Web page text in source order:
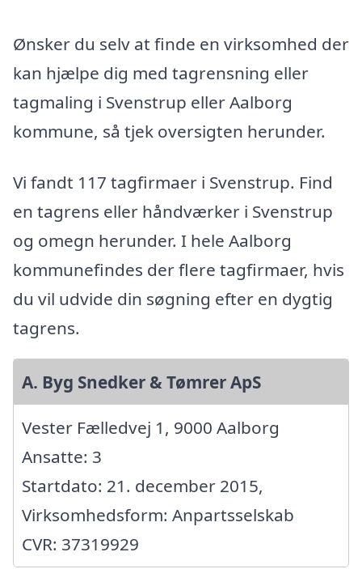
Ønsker du selv at finde en virksomhed der
kan hjælpe dig med tagrensning eller
tagmaling i Svenstrup eller Aalborg
kommune, så tjek oversigten herunder.
Vi fandt 117 tagfirmaer i Svenstrup. Find
en tagrens eller håndværker i Svenstrup
og omegn herunder. I hele Aalborg
kommunefindes der flere tagfirmaer, hvis
du vil udvide din søgning efter en dygtig
tagrens.
A. Byg Snedker & Tømrer ApS
Vester Fælledvej 1, 9000 Aalborg
Ansatte: 3
Startdato: 21. december 2015,
Virksomhedsform: Anpartsselskab
CVR: 37319929